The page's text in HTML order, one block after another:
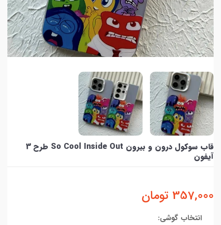
قاب سوکول درون و بیرون So Cool Inside Out طرح 3
آیفون
357,000 تومان
انتخاب گوشی: